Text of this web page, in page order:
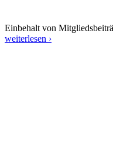
Einbehalt von
weiterlesen ›